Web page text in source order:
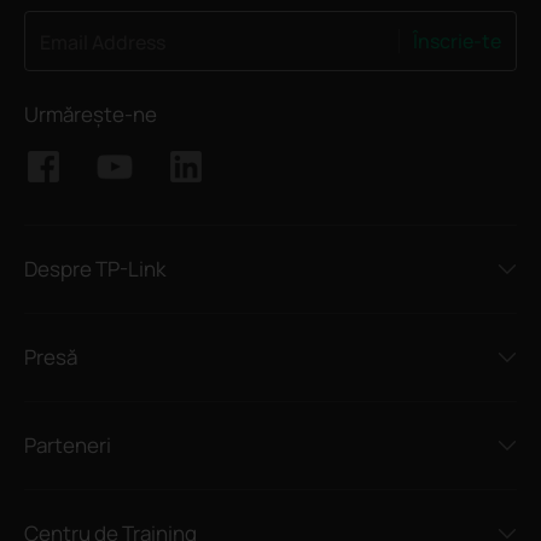
Urmărește-ne
Despre TP-Link
Presă
Parteneri
Centru de Training